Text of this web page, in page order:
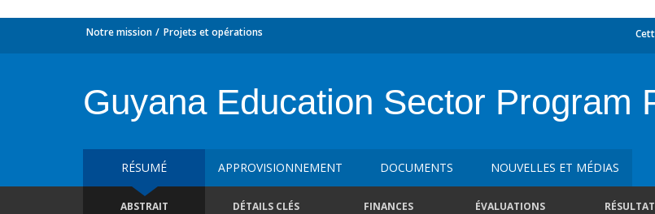
Notre mission Projets et opérations
Guyana Education Sector Program
RÉSUMÉ APPROVISIONNEMENT DOCUMENTS NOUVELLES ET MÉDIAS
ABSTRAIT DÉTAILS CLÉS FINANCES ÉVALUATIONS